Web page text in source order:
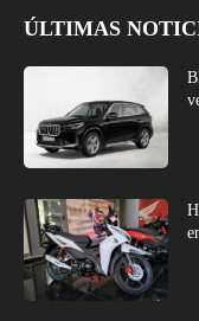
ÚLTIMAS